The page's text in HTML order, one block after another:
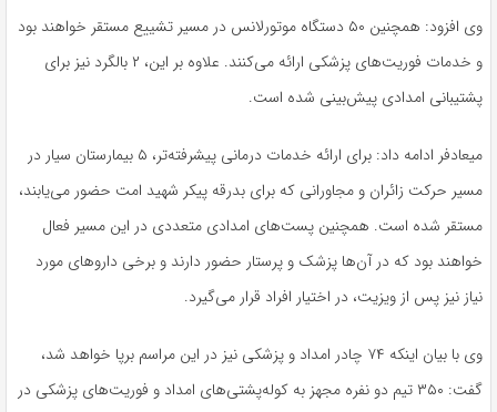
وی افزود: همچنین ۵۰ دستگاه موتورلانس در مسیر تشییع مستقر خواهند بود
و خدمات فوریت‌های پزشکی ارائه می‌کنند. علاوه بر این، ۲ بالگرد نیز برای
پشتیبانی امدادی پیش‌بینی شده است.
میعادفر ادامه داد: برای ارائه خدمات درمانی پیشرفته‌تر، ۵ بیمارستان سیار در
مسیر حرکت زائران و مجاورانی که برای بدرقه پیکر شهید امت حضور می‌یابند،
مستقر شده است. همچنین پست‌های امدادی متعددی در این مسیر فعال
خواهند بود که در آن‌ها پزشک و پرستار حضور دارند و برخی داروهای مورد
نیاز نیز پس از ویزیت، در اختیار افراد قرار می‌گیرد.
وی با بیان اینکه ۷۴ چادر امداد و پزشکی نیز در این مراسم برپا خواهد شد،
گفت: ۳۵۰ تیم دو نفره مجهز به کوله‌پشتی‌های امداد و فوریت‌های پزشکی در